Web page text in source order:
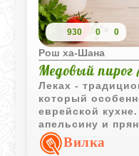
930 0 0
Рош ха-Шана
Медовый пирог
Леках -
который
еврейской
апельсину и
получается
нескольких дней
Вилка